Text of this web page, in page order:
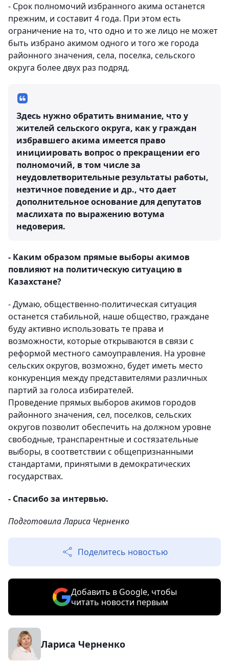
- Срок полномочий избранного акима останется
прежним, и составит 4 года. При этом есть
ограничение на то, что одно и то же лицо не может
быть избрано акимом одного и того же города
районного значения, села, поселка, сельского
округа более двух раз подряд.
Здесь нужно обратить внимание, что у
жителей сельского округа, как у граждан
избравшего акима имеется право
инициировать вопрос о прекращении его
полномочий, в том числе за
неудовлетворительные результаты работы,
неэтичное поведение и др., что дает
дополнительное основание для депутатов
маслихата по выражению вотума
недоверия.
- Каким образом прямые выборы акимов
повлияют на политическую ситуацию в
Казахстане?
- Думаю, общественно-политическая ситуация
останется стабильной, наше общество, граждане
буду активно использовать те права и
возможности, которые открываются в связи с
реформой местного самоуправления. На уровне
сельских округов, возможно, будет иметь место
конкуренция между представителями различных
партий за голоса избирателей.
Проведение прямых выборов акимов городов
районного значения, сел, поселков, сельских
округов позволит обеспечить на должном уровне
свободные, транспарентные и состязательные
выборы, в соответствии с общепризнанными
стандартами, принятыми в демократических
государствах.
- Спасибо за интервью.
Подготовила Лариса Черненко
Поделитесь новостью
Добавить в Google, чтобы
читать новости первым
Лариса Черненко